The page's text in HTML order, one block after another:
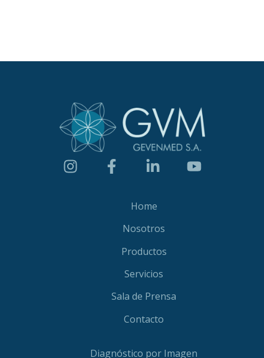
Home
Nosotros
Productos
Servicios
Sala de Prensa
Contacto
Diagnóstico por Imagen